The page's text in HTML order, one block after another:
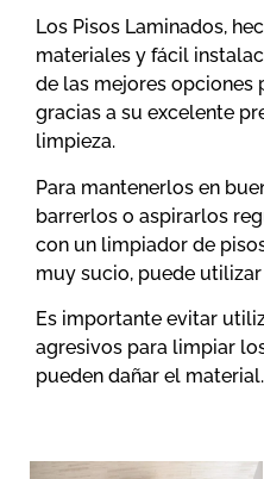
Los Pisos Laminados,
materiales y fácil
de las mejores opciones
gracias a su excelente
limpieza.
Para mantenerlos en
barrerlos o aspirarlos
con un limpiador de
muy sucio, puede
Es importante evitar
agresivos para limpiar
pueden dañar el material.